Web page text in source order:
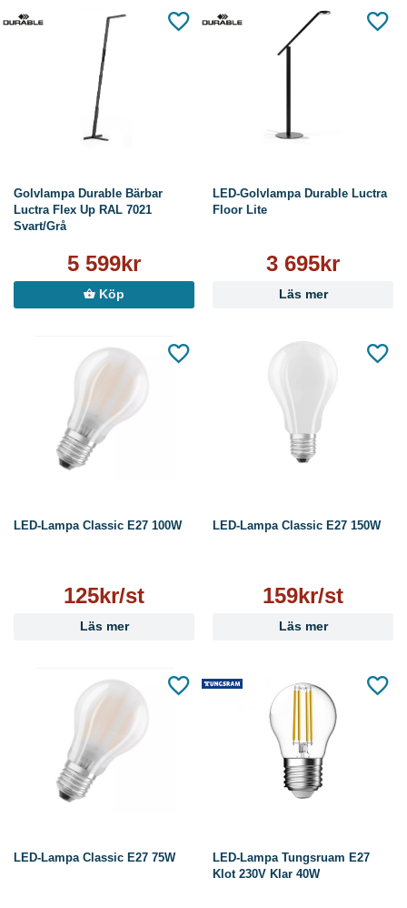
Golvlampa Durable Bärbar
Luctra Flex Up RAL 7021
Svart/Grå
5 599kr
Köp
LED-Golvlampa Durable Luctra
Floor Lite
3 695kr
Läs mer
LED-Lampa Classic E27 100W
125kr/st
Läs mer
LED-Lampa Classic E27 150W
159kr/st
Läs mer
LED-Lampa Classic E27 75W
LED-Lampa Tungsruam E27
Klot 230V Klar 40W